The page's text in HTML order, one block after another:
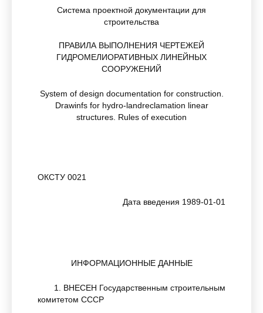
Система проектной документации для
строительства
ПРАВИЛА ВЫПОЛНЕНИЯ ЧЕРТЕЖЕЙ
ГИДРОМЕЛИОРАТИВНЫХ ЛИНЕЙНЫХ
СООРУЖЕНИЙ
System of design documentation for construction.
Drawinfs for hydro-landreclamation linear
structures. Rules of execution
ОКСТУ 0021
Дата введения 1989-01-01
ИНФОРМАЦИОННЫЕ ДАННЫЕ
1. ВНЕСЕН Государственным строительным
комитетом СССР